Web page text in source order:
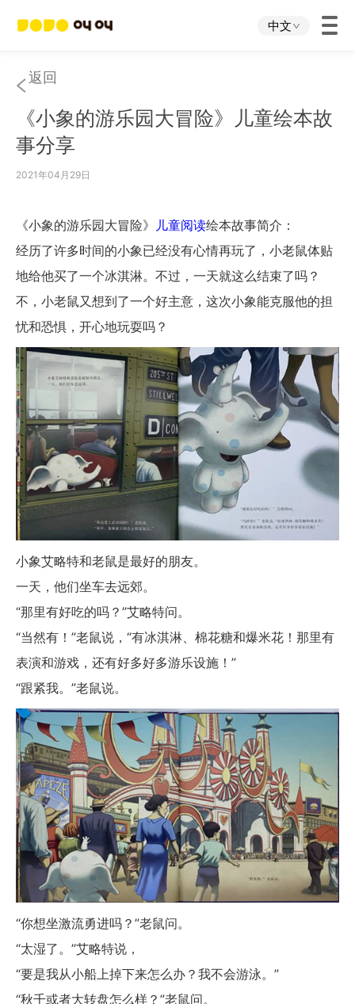
中文
首页
叫叫App
叫叫IP
关于我们
返回
《小象的游乐园大冒险》儿童绘本故
事分享
2021年04月29日
《小象的游乐园大冒险》 儿童阅读绘本故事简介：
经历了许多时间的小象已经没有心情再玩了，小老鼠体贴
地给他买了一个冰淇淋。不过，一天就这么结束了吗？
不，小老鼠又想到了一个好主意，这次小象能克服他的担
忧和恐惧，开心地玩耍吗？
小象艾略特和老鼠是最好的朋友。
一天，他们坐车去远郊。
“那里有好吃的吗？”艾略特问。
“当然有！”老鼠说，“有冰淇淋、棉花糖和爆米花！那里有
表演和游戏，还有好多好多游乐设施！”
“跟紧我。”老鼠说。
“你想坐激流勇进吗？”老鼠问。
“太湿了。”艾略特说，
“要是我从小船上掉下来怎么办？我不会游泳。”
“秋千或者大转盘怎么样？”老鼠问。